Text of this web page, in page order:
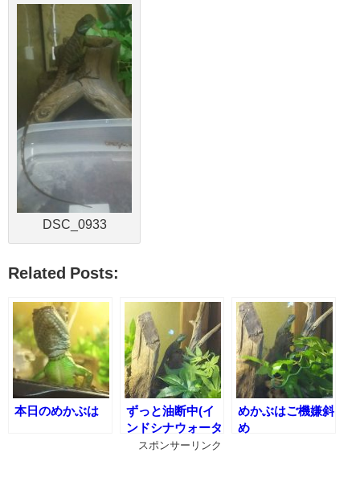
DSC_0933
Related Posts:
本日のめかぶは
ずっと油断中(イ
ンドシナウォータ
ードラゴンの私生
めかぶはご機嫌斜
め
スポンサーリンク